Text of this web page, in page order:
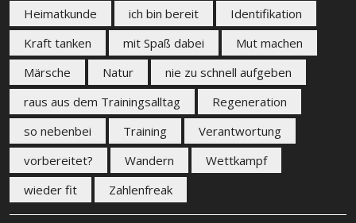
Heimatkunde
ich bin bereit
Identifikation
Kraft tanken
mit Spaß dabei
Mut machen
Märsche
Natur
nie zu schnell aufgeben
raus aus dem Trainingsalltag
Regeneration
so nebenbei
Training
Verantwortung
vorbereitet?
Wandern
Wettkampf
wieder fit
Zahlenfreak